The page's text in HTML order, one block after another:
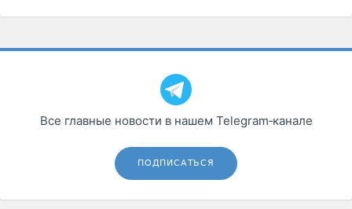
Все главные новости в нашем Telegram‑канале
ПОДПИСАТЬСЯ